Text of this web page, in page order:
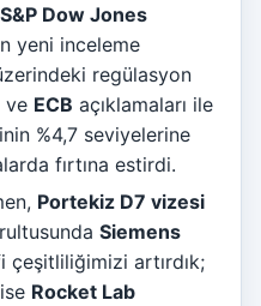
S&P Dow Jones
yeni inceleme
regülasyon
ve ECB açıklamaları ile
%4,7 seviyelerine
fırtına estirdi.
Portekiz D7 vizesi
Siemens
çeşitliliğimizi artırdık;
Rocket Lab